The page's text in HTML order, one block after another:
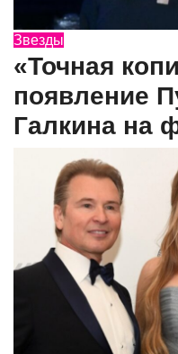
Звезды
«Точная
появление
Галкина на